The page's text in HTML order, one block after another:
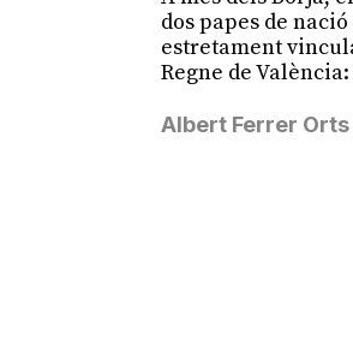
dos papes de
estretament
Regne de
Albert Ferrer Orts